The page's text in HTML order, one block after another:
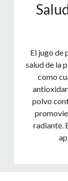
El jugo de
salud de la
como
polvo
radiante.